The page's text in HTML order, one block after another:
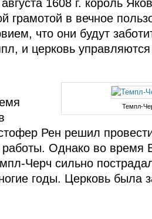
1608 г. король
грамотой в вечное
что они будут
и церковь управляются
Темпл-
Рен решил
работы. Однако во время
Черч сильно
годы. Церковь была